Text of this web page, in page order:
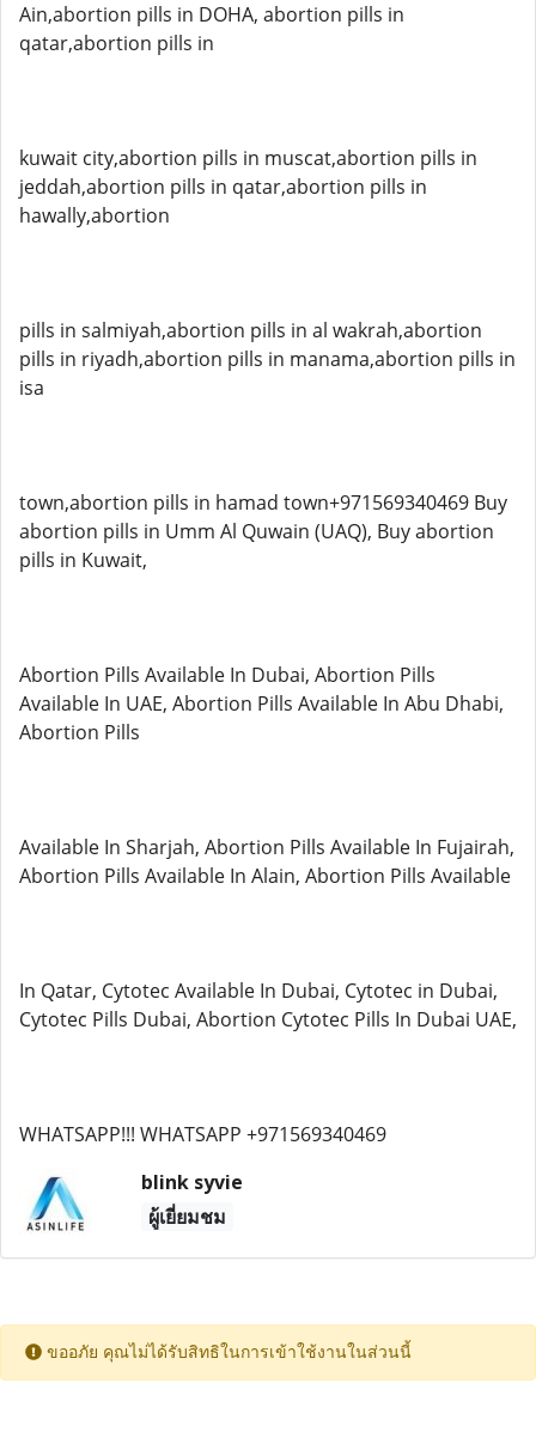
Ain,abortion pills in DOHA, abortion pills in
qatar,abortion pills in
kuwait city,abortion pills in muscat,abortion pills in
jeddah,abortion pills in qatar,abortion pills in
hawally,abortion
pills in salmiyah,abortion pills in al wakrah,abortion
pills in riyadh,abortion pills in manama,abortion pills in
isa
town,abortion pills in hamad town+971569340469 Buy
abortion pills in Umm Al Quwain (UAQ), Buy abortion
pills in Kuwait,
Abortion Pills Available In Dubai, Abortion Pills
Available In UAE, Abortion Pills Available In Abu Dhabi,
Abortion Pills
Available In Sharjah, Abortion Pills Available In Fujairah,
Abortion Pills Available In Alain, Abortion Pills Available
In Qatar, Cytotec Available In Dubai, Cytotec in Dubai,
Cytotec Pills Dubai, Abortion Cytotec Pills In Dubai UAE,
WHATSAPP!!! WHATSAPP +971569340469
blink syvie
ผู้เยี่ยมชม
ขออภัย คุณไม่ได้รับสิทธิในการเข้าใช้งานในส่วนนี้